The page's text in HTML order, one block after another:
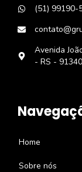
(51) 99190-
Avenida
- RS -
Home
Sobre nós